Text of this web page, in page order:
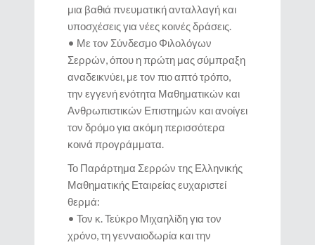
μια βαθιά πνευματική ανταλλαγή και
υποσχέσεις για νέες κοινές δράσεις.
• Με τον Σύνδεσμο Φιλολόγων
Σερρών, όπου η πρώτη μας σύμπραξη
αναδεικνύει, με τον πιο απτό τρόπο,
την εγγενή ενότητα Μαθηματικών και
Ανθρωπιστικών Επιστημών και ανοίγει
τον δρόμο για ακόμη περισσότερα
κοινά προγράμματα.
Το Παράρτημα Σερρών της Ελληνικής
Μαθηματικής Εταιρείας ευχαριστεί
θερμά:
• Τον κ. Τεύκρο Μιχαηλίδη για τον
χρόνο, τη γενναιοδωρία και την